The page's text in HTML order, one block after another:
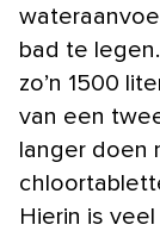
bad te
zo’n 1500
van een
langer doen
Hierin is